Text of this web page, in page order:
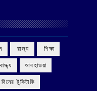
‌ রাজ্য ‌ শিক্ষা
আবহাওয়া
দিনের টুকিটাকি